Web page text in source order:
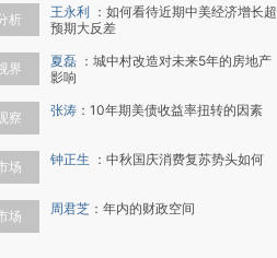
析 王永利 ： 如何看待近期中美经济增长超
预期大反差
界 夏磊 ： 城中村改造对未来5年的房地产
影响
察 张涛 ： 10年期美债收益率扭转的因素
场 钟正生 ： 中秋国庆消费复苏势头如何
场 周君芝 ： 年内的财政空间